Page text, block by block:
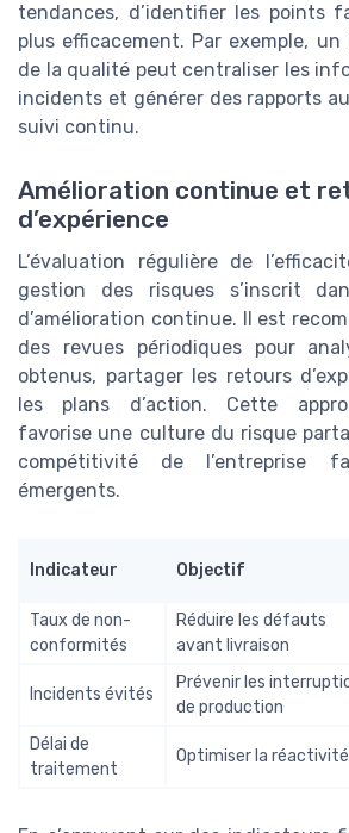
tendances, d’identifier les points
plus efficacement. Par exemple,
de la qualité peut centraliser les
incidents et générer des rapports
suivi continu.
Amélioration continue et
d’expérience
L’évaluation régulière de
gestion des risques s’inscrit
d’amélioration continue. Il est
des revues périodiques pour
obtenus, partager les retours
les plans d’action. Cette
favorise une culture du risque
compétitivité de l’entreprise
émergents.
Indicateur Objectif
Taux de non-
conformités
Réduire les défauts
avant livraison
Incidents évités
Prévenir les
de production
Délai de
traitement
Optimiser la réactivité